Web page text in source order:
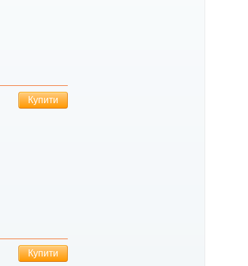
Купити
Купити